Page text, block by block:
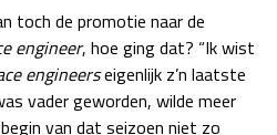
toch de promotie naar de
engineer, hoe ging dat? “Ik wist
engineerseigenlijk z’n laatste
vader geworden, wilde meer
van dat seizoen niet zo